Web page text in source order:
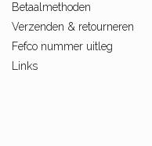
Betaalmethoden
Verzenden & retourneren
Fefco nummer uitleg
Links